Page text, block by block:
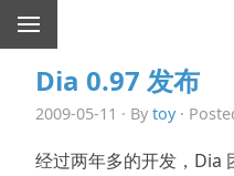
Dia 0.97 发布
2009-05-11 · By toy·
经过两年多的开发，Dia